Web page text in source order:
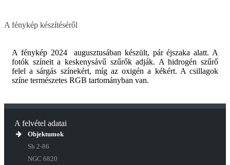
A fénykép készítéséről
A fénykép 2024 augusztusában készült, pár éjszaka alatt. A
fotók színeit a keskenysávű szűrők adják. A hidrogén szűrő
felel a sárgás színekért, míg az oxigén a kékért. A csillagok
színe természetes RGB tartományban van.
A felvétel adatai
Objektumok
Sh 2-86
NGC 6820